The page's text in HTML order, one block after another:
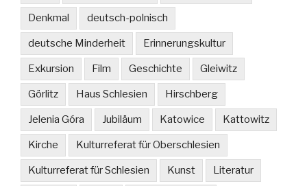
Denkmal deutsch-polnisch
deutsche Minderheit Erinnerungskultur
Exkursion Film Geschichte Gleiwitz
Görlitz Haus Schlesien Hirschberg
Jelenia Góra Jubiläum Katowice Kattowitz
Kirche Kulturreferat für Oberschlesien
Kulturreferat für Schlesien Kunst Literatur